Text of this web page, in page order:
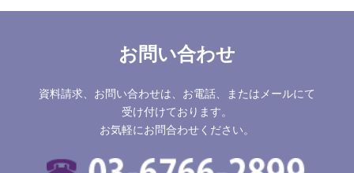
お問い合わせ
資料請求、お問い合わせは、お電話、またはメールにて
受け付けております。
お気軽にお問合わせください。